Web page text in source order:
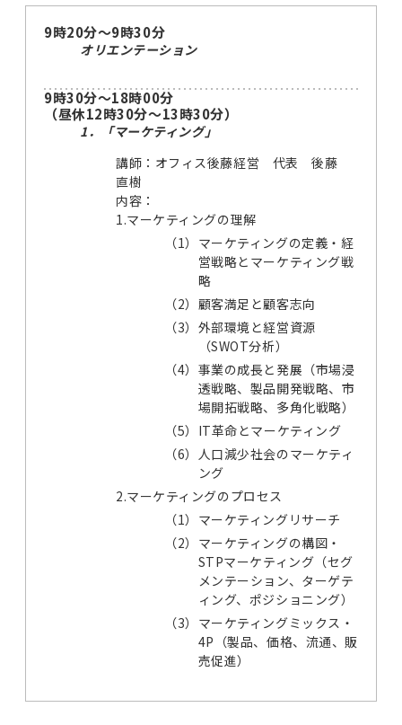
9時20分～9時30分
オリエンテーション
9時30分～18時00分
（昼休12時30分～13時30分）
1．「マーケティング」
講師：オフィス後藤経営 代表 後藤
直樹
内容：
1.マーケティングの理解
（1） マーケティングの定義・経
営戦略とマーケティング戦
略
（2） 顧客満足と顧客志向
（3） 外部環境と経営資源
（SWOT分析）
（4） 事業の成長と発展（市場浸
透戦略、製品開発戦略、市
場開拓戦略、多角化戦略）
（5） IT革命とマーケティング
（6） 人口減少社会のマーケティ
ング
2.マーケティングのプロセス
（1） マーケティングリサーチ
（2） マーケティングの構図・
STPマーケティング（セグ
メンテーション、ターゲテ
ィング、ポジショニング）
（3） マーケティングミックス・
4P（製品、価格、流通、販
売促進）